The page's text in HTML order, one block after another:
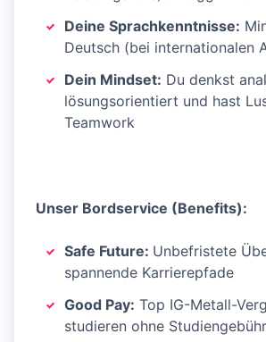
Deine Sprachkenntnisse:
Deutsch (bei internationalen
Dein Mindset: Du denkst
lösungsorientiert und hast
Teamwork
Unser Bordservice (Benefits):
Safe Future: Unbefristete
spannende Karrierepfade
Good Pay: Top IG-Metall-
studieren ohne